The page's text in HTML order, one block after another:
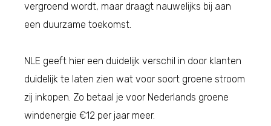
vergroend wordt, maar draagt nauwelijks bij aan
een duurzame toekomst.
NLE geeft hier een duidelijk verschil in door klanten
duidelijk te laten zien wat voor soort groene stroom
zij inkopen. Zo betaal je voor Nederlands groene
windenergie €12 per jaar meer.